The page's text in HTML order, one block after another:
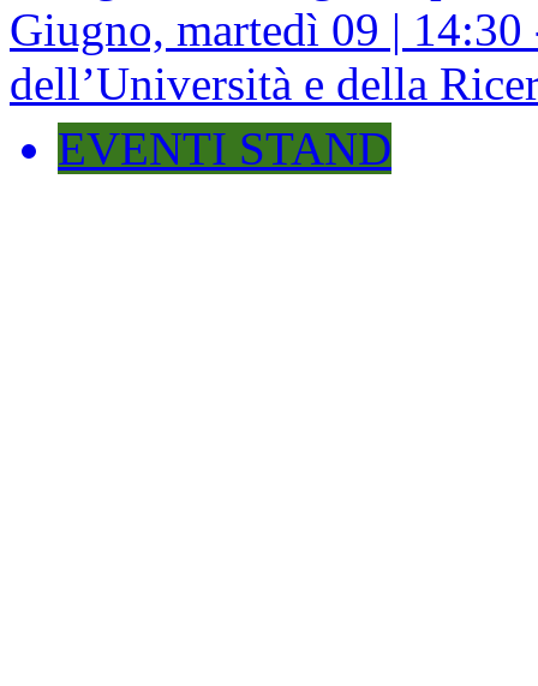
Giugno, martedì 09 |
dell’Università e della
EVENTI STAND